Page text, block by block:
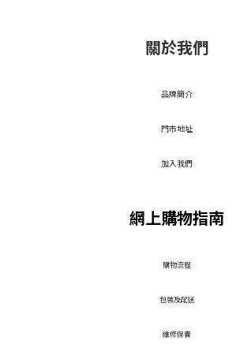
關於我們
品牌簡介
門市地址
加入我們
網上購物指南
​購物流程
包裝及配送
維修保養